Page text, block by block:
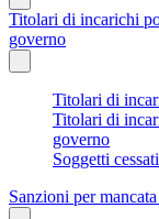
Titolari di incarichi
governo
Titolari di
Titolari di
governo
Soggetti
Sanzioni per